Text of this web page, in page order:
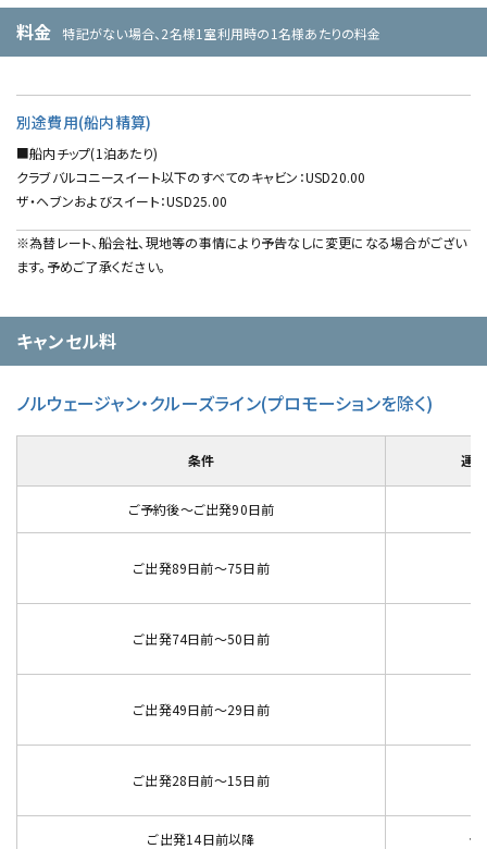
料金 特記がない場合、2名様1室利用時の1名様あたりの料金
別途費用(船内精算)
■船内チップ(1泊あたり)
クラブバルコニースイート以下のすべてのキャビン：USD20.00
ザ・ヘブンおよびスイート：USD25.00
※為替レート、船会社、現地等の事情により予告なしに変更になる場合がござい
ます。予めご了承ください。
キャンセル料
ノルウェージャン・クルーズライン(プロモーションを除く)
条件 運
ご予約後～ご出発90日前
ご出発89日前～75日前
ご出発74日前～50日前
ご出発49日前～29日前
ご出発28日前～15日前
ご出発14日前以降 代